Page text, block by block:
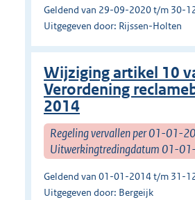
Geldend van 29-09-2020 t/m 30-
Uitgegeven door: Rijssen-Holten
Wijziging artikel 10
Verordening
2014
Regeling vervallen per 01-01-
Uitwerkingtredingdatum 01-
Geldend van 01-01-2014 t/m 31-
Uitgegeven door: Bergeijk